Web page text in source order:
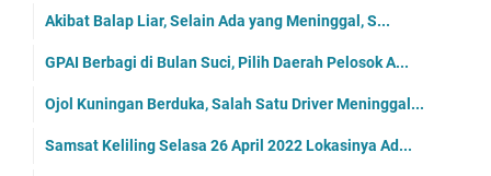
Akibat Balap Liar, Selain Ada yang Meninggal, S...
GPAI Berbagi di Bulan Suci, Pilih Daerah Pelosok A...
Ojol Kuningan Berduka, Salah Satu Driver Meninggal...
Samsat Keliling Selasa 26 April 2022 Lokasinya Ad...